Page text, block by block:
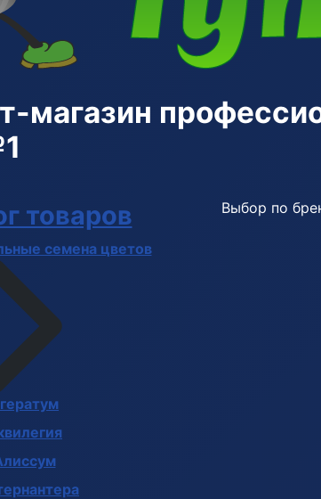
магазин
товаров
семена цветов
Выбор по